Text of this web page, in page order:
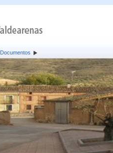
Documentos